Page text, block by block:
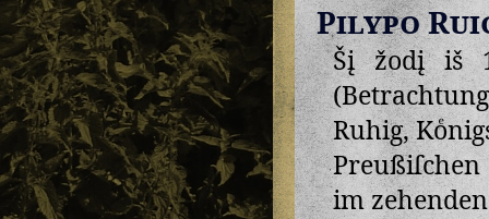
Pilypo
Šį žodį iš
Ruhig,
im